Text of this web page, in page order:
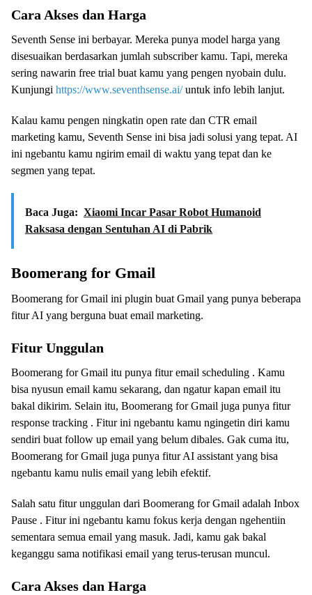
Cara Akses dan Harga
Seventh Sense ini berbayar. Mereka punya model harga yang
disesuaikan berdasarkan jumlah subscriber kamu. Tapi, mereka
sering nawarin free trial buat kamu yang pengen nyobain dulu.
Kunjungi https://www.seventhsense.ai/untuk info lebih lanjut.
Kalau kamu pengen ningkatin open rate dan CTR email
marketing kamu, Seventh Sense ini bisa jadi solusi yang tepat. AI
ini ngebantu kamu ngirim email di waktu yang tepat dan ke
segmen yang tepat.
Baca Juga: Xiaomi Incar Pasar Robot Humanoid
Raksasa dengan Sentuhan AI di Pabrik
Boomerang for Gmail
Boomerang for Gmail ini plugin buat Gmail yang punya beberapa
fitur AI yang berguna buat email marketing.
Fitur Unggulan
Boomerang for Gmail itu punya fitur email scheduling . Kamu
bisa nyusun email kamu sekarang, dan ngatur kapan email itu
bakal dikirim. Selain itu, Boomerang for Gmail juga punya fitur
response tracking . Fitur ini ngebantu kamu ngingetin diri kamu
sendiri buat follow up email yang belum dibales. Gak cuma itu,
Boomerang for Gmail juga punya fitur AI assistant yang bisa
ngebantu kamu nulis email yang lebih efektif.
Salah satu fitur unggulan dari Boomerang for Gmail adalah Inbox
Pause . Fitur ini ngebantu kamu fokus kerja dengan ngehentiin
sementara semua email yang masuk. Jadi, kamu gak bakal
keganggu sama notifikasi email yang terus-terusan muncul.
Cara Akses dan Harga